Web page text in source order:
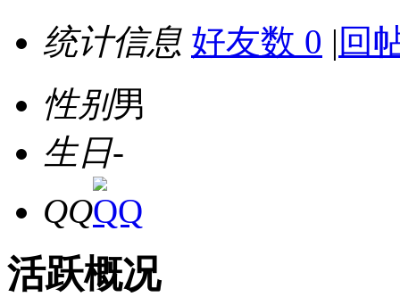
统计信息 好友数 0 | 回
性别男
生日-
QQ
活跃概况